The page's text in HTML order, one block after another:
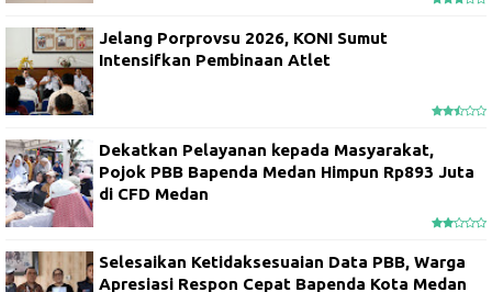
Jelang Porprovsu 2026, KONI Sumut
Intensifkan Pembinaan Atlet
Dekatkan Pelayanan kepada Masyarakat,
Pojok PBB Bapenda Medan Himpun Rp893 Juta
di CFD Medan
Selesaikan Ketidaksesuaian Data PBB, Warga
Apresiasi Respon Cepat Bapenda Kota Medan